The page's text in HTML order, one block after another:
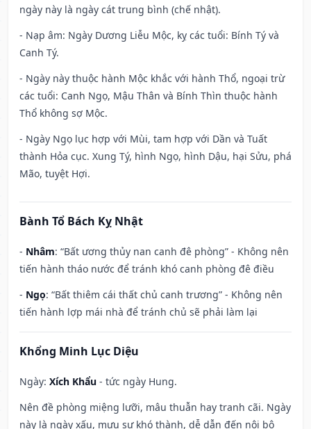
ngày này là ngày cát trung bình (chế nhật).
- Nạp âm: Ngày Dương Liễu Mộc, kỵ các tuổi: Bính Tý và
Canh Tý.
- Ngày này thuộc hành Mộc khắc với hành Thổ, ngoại trừ
các tuổi: Canh Ngọ, Mậu Thân và Bính Thìn thuộc hành
Thổ không sợ Mộc.
- Ngày Ngọ lục hợp với Mùi, tam hợp với Dần và Tuất
thành Hỏa cục. Xung Tý, hình Ngọ, hình Dậu, hại Sửu, phá
Mão, tuyệt Hợi.
Bành Tổ Bách Kỵ Nhật
- Nhâm: “Bất ương thủy nan canh đê phòng” - Không nên
tiến hành tháo nước để tránh khó canh phòng đê điều
- Ngọ: “Bất thiêm cái thất chủ canh trương” - Không nên
tiến hành lợp mái nhà để tránh chủ sẽ phải làm lại
Khổng Minh Lục Diệu
Ngày: Xích Khẩu - tức ngày Hung.
Nên đề phòng miệng lưỡi, mâu thuẫn hay tranh cãi. Ngày
này là ngày xấu, mưu sự khó thành, dễ dẫn đến nội bộ